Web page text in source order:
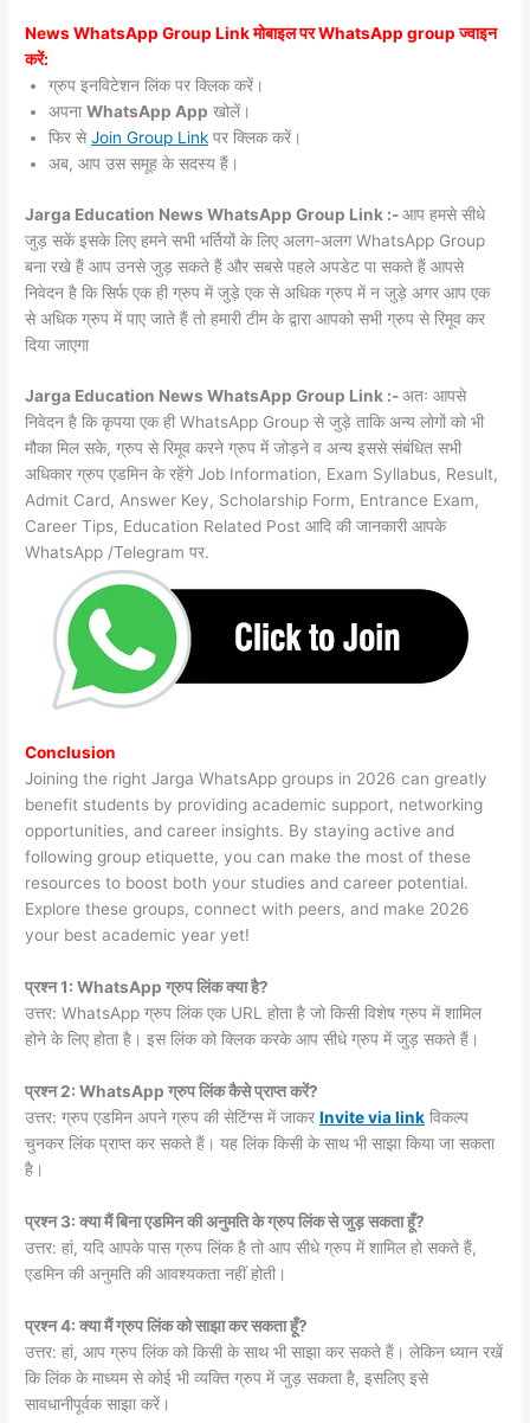
News WhatsApp Group Link मोबाइल पर WhatsApp group ज्वाइन
करें:
ग्रुप इनविटेशन लिंक पर क्लिक करें।
अपनाWhatsApp App खोलें।
फिर सेJoin Group Link पर क्लिक करें।
अब, आप उस समूह के सदस्य हैं।
Jarga Education News WhatsApp Group Link :-आप हमसे सीधे
जुड़ सकें इसके लिए हमने सभी भर्तियों के लिए अलग-अलग WhatsApp Group
बना रखे हैं आप उनसे जुड़ सकते हैं और सबसे पहले अपडेट पा सकते हैं आपसे
निवेदन है कि सिर्फ एक ही ग्रुप में जुड़े एक से अधिक ग्रुप में न जुड़े अगर आप एक
से अधिक ग्रुप में पाए जाते हैं तो हमारी टीम के द्वारा आपको सभी ग्रुप से रिमूव कर
दिया जाएगा
Jarga Education News WhatsApp Group Link :-अतः आपसे
निवेदन है कि कृपया एक ही WhatsApp Group से जुड़े ताकि अन्य लोगों को भी
मौका मिल सके, ग्रुप से रिमूव करने ग्रुप में जोड़ने व अन्य इससे संबंधित सभी
अधिकार ग्रुप एडमिन के रहेंगे Job Information, Exam Syllabus, Result,
Admit Card, Answer Key, Scholarship Form, Entrance Exam,
Career Tips, Education Related Post आदि की जानकारी आपके
WhatsApp /Telegram पर.
Conclusion
Joining the right Jarga WhatsApp groups in 2026 can greatly
benefit students by providing academic support, networking
opportunities, and career insights. By staying active and
following group etiquette, you can make the most of these
resources to boost both your studies and career potential.
Explore these groups, connect with peers, and make 2026
your best academic year yet!
प्रश्न 1: WhatsApp ग्रुप लिंक क्या है?
उत्तर: WhatsApp ग्रुप लिंक एक URL होता है जो किसी विशेष ग्रुप में शामिल
होने के लिए होता है। इस लिंक को क्लिक करके आप सीधे ग्रुप में जुड़ सकते हैं।
प्रश्न 2: WhatsApp ग्रुप लिंक कैसे प्राप्त करें?
उत्तर: ग्रुप एडमिन अपने ग्रुप की सेटिंग्स में जाकरInvite via link विकल्प
चुनकर लिंक प्राप्त कर सकते हैं। यह लिंक किसी के साथ भी साझा किया जा सकता
है।
प्रश्न 3: क्या मैं बिना एडमिन की अनुमति के ग्रुप लिंक से जुड़ सकता हूँ?
उत्तर: हां, यदि आपके पास ग्रुप लिंक है तो आप सीधे ग्रुप में शामिल हो सकते हैं,
एडमिन की अनुमति की आवश्यकता नहीं होती।
प्रश्न 4: क्या मैं ग्रुप लिंक को साझा कर सकता हूँ?
उत्तर: हां, आप ग्रुप लिंक को किसी के साथ भी साझा कर सकते हैं। लेकिन ध्यान रखें
कि लिंक के माध्यम से कोई भी व्यक्ति ग्रुप में जुड़ सकता है, इसलिए इसे
सावधानीपूर्वक साझा करें।